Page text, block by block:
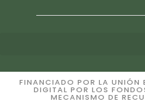
FINANCIADO POR LA UNIÓN
DIGITAL POR LOS
MECANISMO DE